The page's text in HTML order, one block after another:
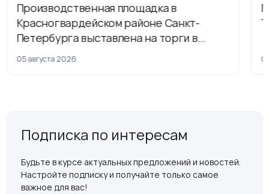
Производственная площадка в
Красногвардейском районе Санкт-
Петербурга выставлена на торги в
рамках приватизации
05 августа 2026
Подписка по интересам
Будьте в курсе актуальных предложений и новостей.
Настройте подписку и получайте только самое
важное для вас!